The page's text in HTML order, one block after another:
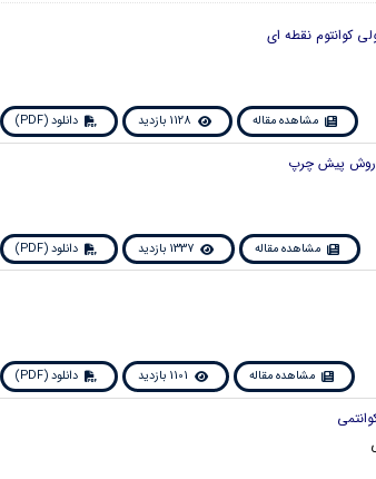
مشاهده مقاله 1128 بازدید دانلود (PDF)
مشاهده مقاله 1337 بازدید دانلود (PDF)
مشاهده مقاله 1101 بازدید دانلود (PDF)